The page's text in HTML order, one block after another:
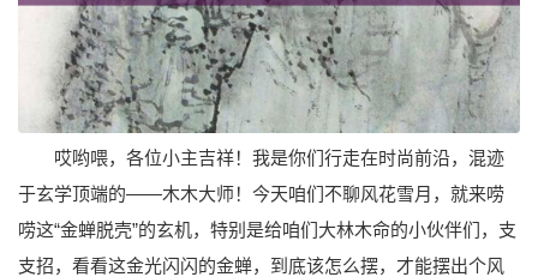
哎哟喂，各位小主吉祥！我是你们行走在时尚前沿，混迹
于玄学顶端的——木木大师！今天咱们不聊风花雪月，就来唠
唠这“金蝉脱壳”的玄机，特别是给咱们大林木命的小伙伴们，支
支招，看看这金光闪闪的金蝉，到底该怎么摆，才能摆出个风